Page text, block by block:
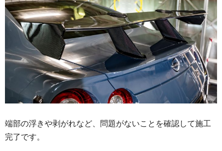
端部の浮きや剥がれなど、問題がないことを確認して施工
完了です。